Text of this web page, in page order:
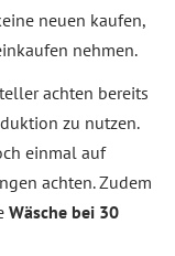
neuen kaufen,
nehmen.
achten bereits
zu nutzen.
einmal auf
achten. Zudem
Wäsche bei 30